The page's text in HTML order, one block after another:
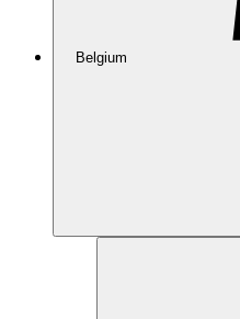
Belgium